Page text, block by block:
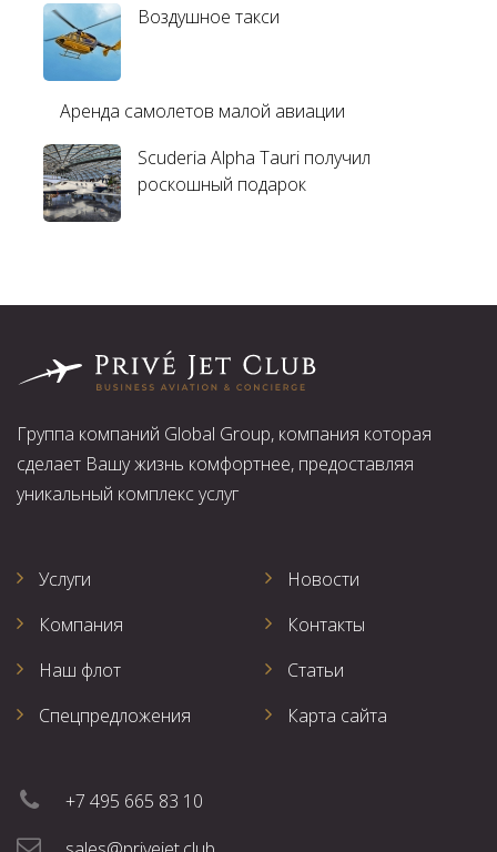
Воздушное такси
Аренда самолетов малой авиации
Scuderia Alpha Tauri получил
роскошный подарок
Группа компаний Global Group, компания которая
сделает Вашу жизнь комфортнее, предоставляя
уникальный комплекс услуг
Услуги
Компания
Наш флот
Спецпредложения
Новости
Контакты
Статьи
Карта сайта
+7 495 665 83 10